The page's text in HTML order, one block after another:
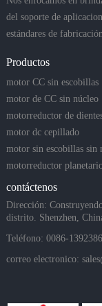
del soporte de
estándares de
Productos
motor CC sin escobillas
motor de CC sin núcleo
motorreductor de
motor dc cepillado
motor sin escobillas sin
motorreductor
contáctenos
Dirección:
distrito. Shenzhen,
Teléfono: 0086-
correo electronico: